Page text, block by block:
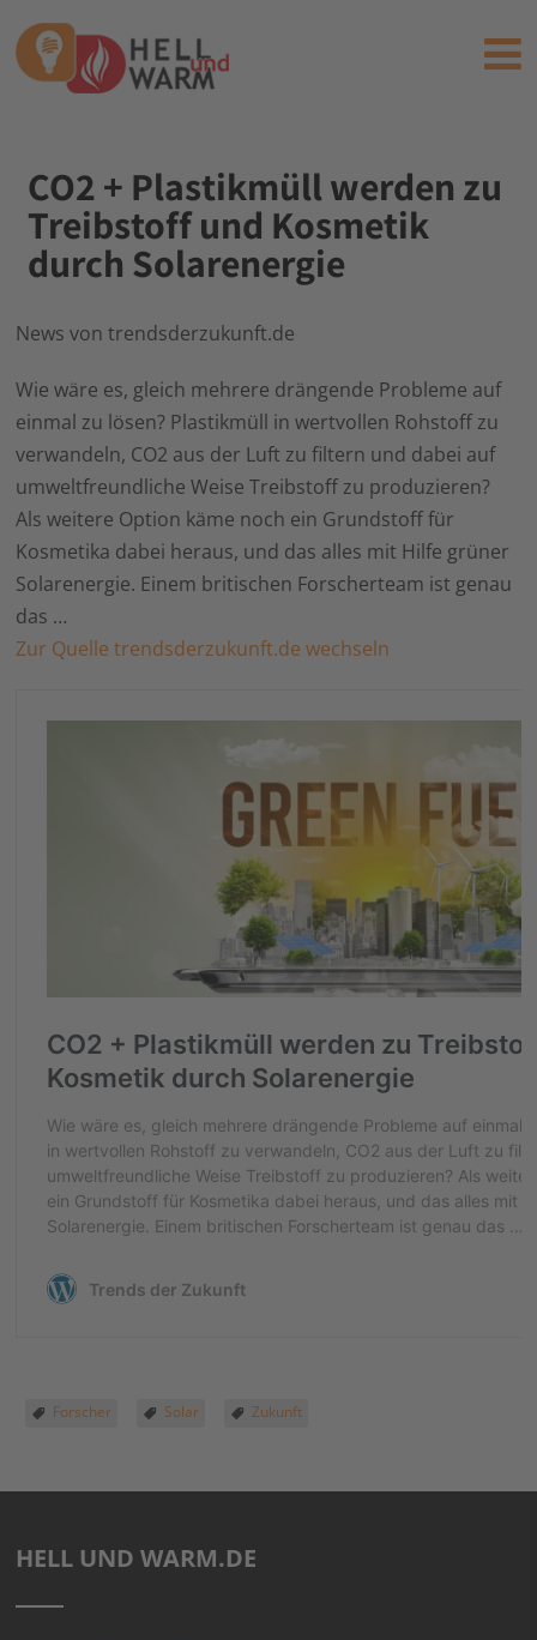
CO2 + Plastikmüll werden zu
Treibstoff und Kosmetik
durch Solarenergie
News von trendsderzukunft.de
Wie wäre es, gleich mehrere drängende Probleme auf
einmal zu lösen? Plastikmüll in wertvollen Rohstoff zu
verwandeln, CO2 aus der Luft zu filtern und dabei auf
umweltfreundliche Weise Treibstoff zu produzieren?
Als weitere Option käme noch ein Grundstoff für
Kosmetika dabei heraus, und das alles mit Hilfe grüner
Solarenergie. Einem britischen Forscherteam ist genau
das …
Zur Quelle trendsderzukunft.de wechseln
Forscher Solar Zukunft
HELL UND WARM.DE